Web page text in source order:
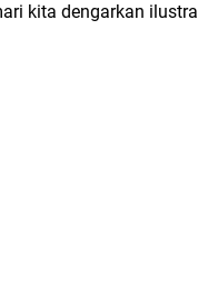
kita dengarkan